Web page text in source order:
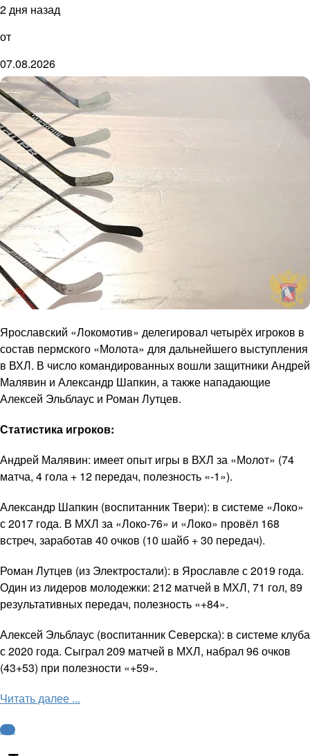
2 дня назад
от
07.08.2026
Ярославский «Локомотив» делегировал четырёх игроков в
состав пермского «Молота» для дальнейшего выступления
в ВХЛ. В число командированных вошли защитники Андрей
Малявин и Александр Шапкин, а также нападающие
Алексей Эльблаус и Роман Лутцев.
Статистика игроков:
Андрей Малявин: имеет опыт игры в ВХЛ за «Молот» (74
матча, 4 гола + 12 передач, полезность «-1»).
Александр Шапкин (воспитанник Твери): в системе «Локо»
с 2017 года. В МХЛ за «Локо-76» и «Локо» провёл 168
встреч, заработав 40 очков (10 шайб + 30 передач).
Роман Лутцев (из Электростали): в Ярославле с 2019 года.
Один из лидеров молодежки: 212 матчей в МХЛ, 71 гол, 89
результативных передач, полезность «+84».
Алексей Эльблаус (воспитанник Северска): в системе клуба
с 2020 года. Сыграл 209 матчей в МХЛ, набрал 96 очков
(43+53) при полезности «+59».
Читать далее ...
КХЛ